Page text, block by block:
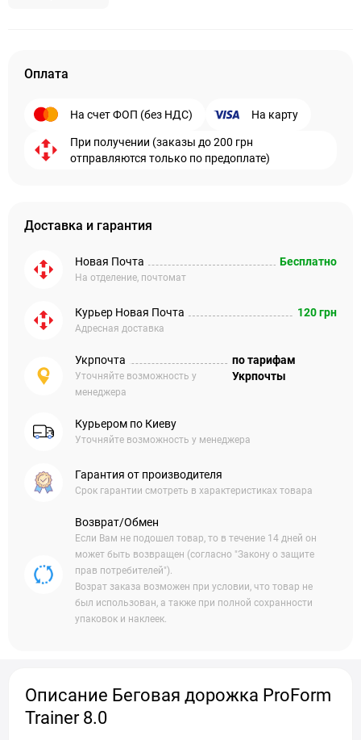
Оплата
На счет ФОП (без НДС) На карту
При получении (заказы до 200 грн
отправляются только по предоплате)
Доставка и гарантия
Новая Почта
На отделение, почтомат
Бесплатно
Курьер Новая Почта
Адресная доставка
120 грн
Укрпочта
Уточняйте возможность у
менеджера
по тарифам
Укрпочты
Курьером по Киеву
Уточняйте возможность у менеджера
Гарантия от производителя
Срок гарантии смотреть в характеристиках товара
Возврат/Обмен
Если Вам не подошел товар, то в течение 14 дней он
может быть возвращен (согласно "Закону о защите
прав потребителей").
Возрат заказа возможен при условии, что товар не
был использован, а также при полной сохранности
упаковок и наклеек.
Описание Беговая дорожка ProForm
Trainer 8.0